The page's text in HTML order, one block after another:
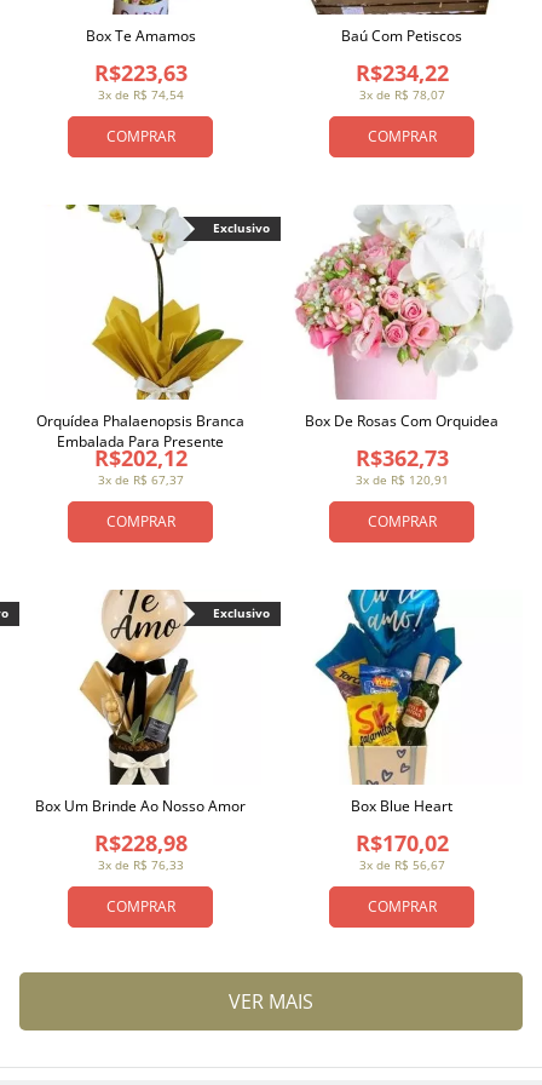
COMPRAR
3x de R$ 74,54
R$223,63
Box Te Amamos
COMPRAR
3x de R$ 78,07
R$234,22
Baú Com Petiscos
COMPRAR
3x de R$ 67,37
R$202,12
Orquídea Phalaenopsis Branca
Embalada Para Presente
Exclusivo
COMPRAR
3x de R$ 120,91
R$362,73
Box De Rosas Com Orquidea
COMPRAR
3x de R$ 76,33
R$228,98
Box Um Brinde Ao Nosso Amor
Exclusivo
COMPRAR
3x de R$ 56,67
R$170,02
Box Blue Heart
VER MAIS